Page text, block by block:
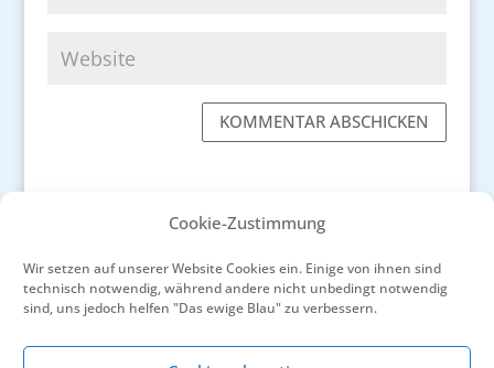
Cookie-Zustimmung
Wir setzen auf unserer Website Cookies ein. Einige von ihnen sind
technisch notwendig, während andere nicht unbedingt notwendig
sind, uns jedoch helfen "Das ewige Blau" zu verbessern.
KOMMENTAR ABSCHICKEN
←Maillane bewahrt das Andenken an Frédéric
Mistral mit viel Liebe
ganz eigenes Leben